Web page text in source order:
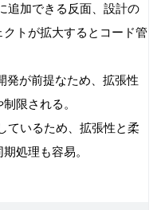
追加できる反面、設計の
トが拡大するとコード管
発が前提なため、拡張性
限される。
ているため、拡張性と柔
処理も容易。